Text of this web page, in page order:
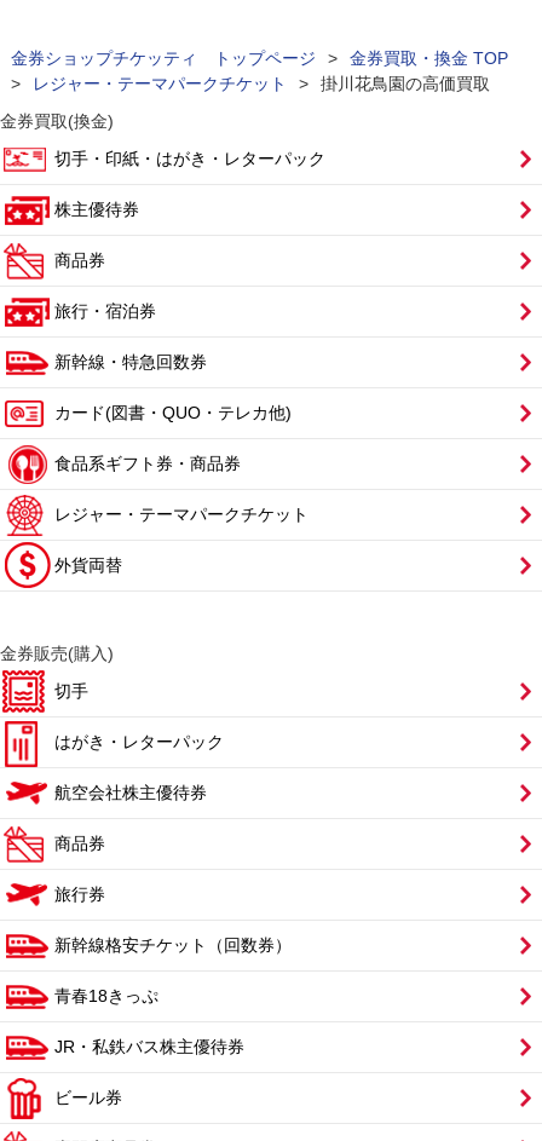
金券ショップチケッティ トップページ >
金券買取・換金 TOP
>
レジャー・テーマパークチケット >
掛川花鳥園の高価買取
金券買取(換金)
切手・印紙・はがき・レターパック
株主優待券
商品券
旅行・宿泊券
新幹線・特急回数券
カード(図書・QUO・テレカ他)
食品系ギフト券・商品券
レジャー・テーマパークチケット
外貨両替
金券販売(購入)
切手
はがき・レターパック
航空会社株主優待券
商品券
旅行券
新幹線格安チケット（回数券）
青春18きっぷ
JR・私鉄バス株主優待券
ビール券